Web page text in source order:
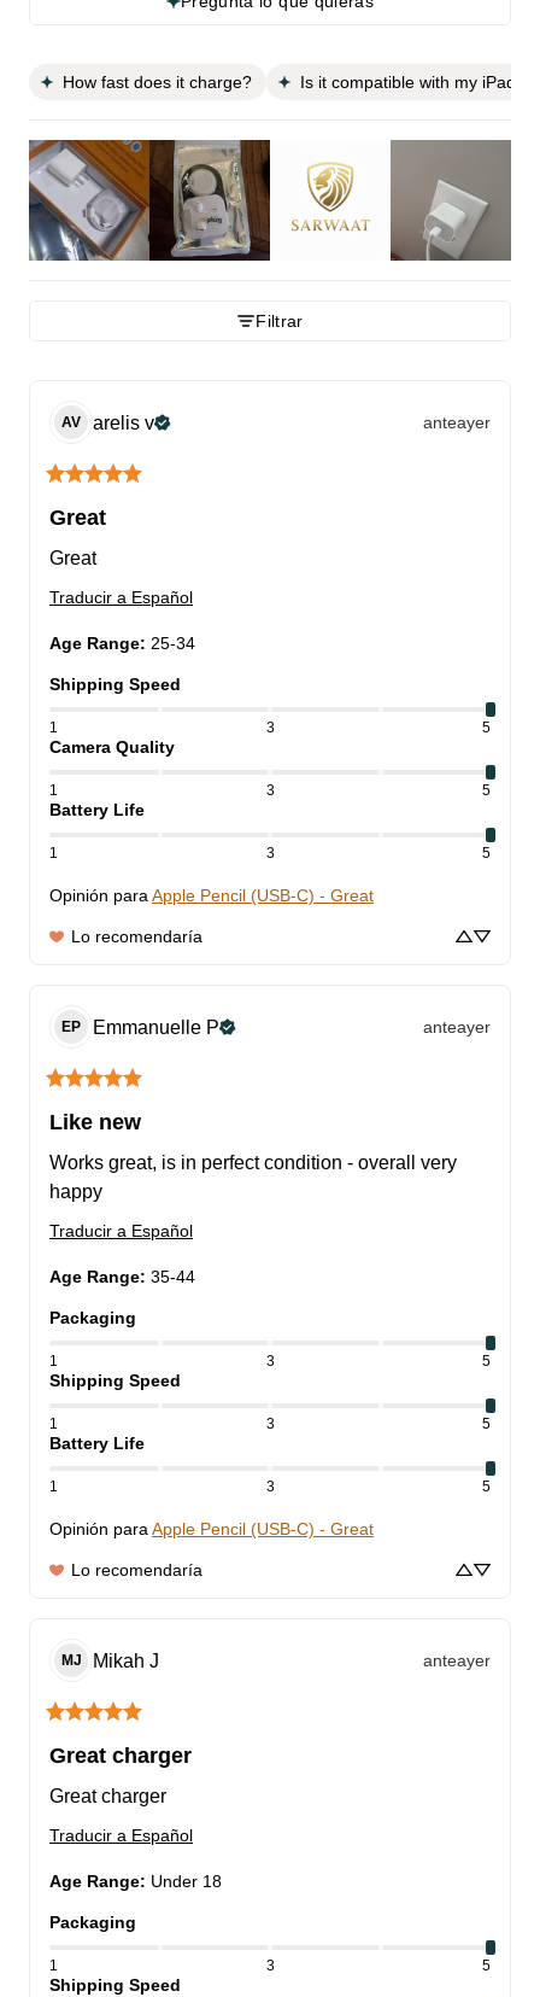
How fast does it charge? Is it compatible with my iPad
Filtrar
AV arelis v anteayer
Great
Great
Traducir a Español
Age Range: 25-34
Shipping Speed
1 3 5
Camera Quality
1 3 5
Battery Life
1 3 5
Opinión para Apple Pencil (USB-C) - Great
Lo recomendaría
EP Emmanuelle P anteayer
Like new
Works great, is in perfect condition - overall very
happy
Traducir a Español
Age Range: 35-44
Packaging
1 3 5
Shipping Speed
1 3 5
Battery Life
1 3 5
Opinión para Apple Pencil (USB-C) - Great
Lo recomendaría
MJ Mikah J anteayer
Great charger
Great charger
Traducir a Español
Age Range: Under 18
Packaging
1 3 5
Shipping Speed